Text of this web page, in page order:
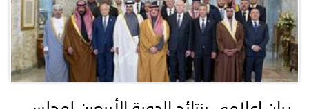
و
اجتماعات
جهود
إنجازات
برامج
توعوية
الخدمات
الإلكترونية
صور